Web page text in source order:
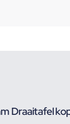
Draaitafel